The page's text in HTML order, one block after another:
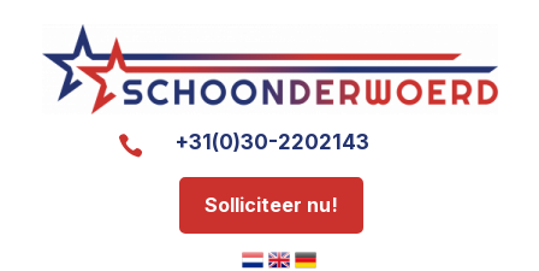
 +31(0)30-2202143
Solliciteer nu!